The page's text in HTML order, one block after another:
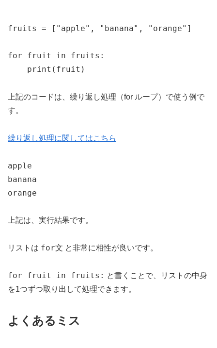
fruits = ["apple", "banana", "orange"]
for fruit in fruits:
    print(fruit)
上記のコードは、繰り返し処理（for ループ）で使う例で
す。
繰り返し処理に関してはこちら
apple
banana
orange
上記は、実行結果です。
リストは for文 と非常に相性が良いです。
for fruit in fruits: と書くことで、リストの中身
を1つずつ取り出して処理できます。
よくあるミス